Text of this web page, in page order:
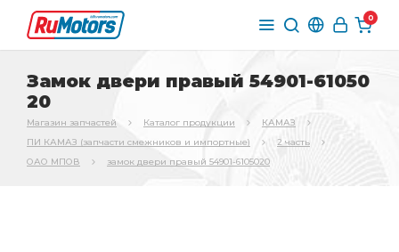
0
Замок двери правый 54901-61050
20
Магазин запчастей Каталог продукции
КАМАЗ
ПИ КАМАЗ (запчасти смежников и импортные)
2 часть
ОАО МПОВ
замок двери правый 54901-6105020